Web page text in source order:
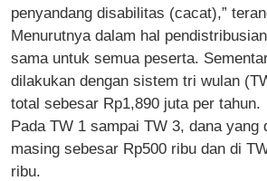
penyandang disabilitas (cacat),”
Menurutnya dalam hal
sama untuk semua peserta.
dilakukan dengan sistem tri wulan
total sebesar Rp1,890 juta per tahun.
Pada TW 1 sampai TW 3, dana yang
masing sebesar Rp500 ribu dan di
ribu.